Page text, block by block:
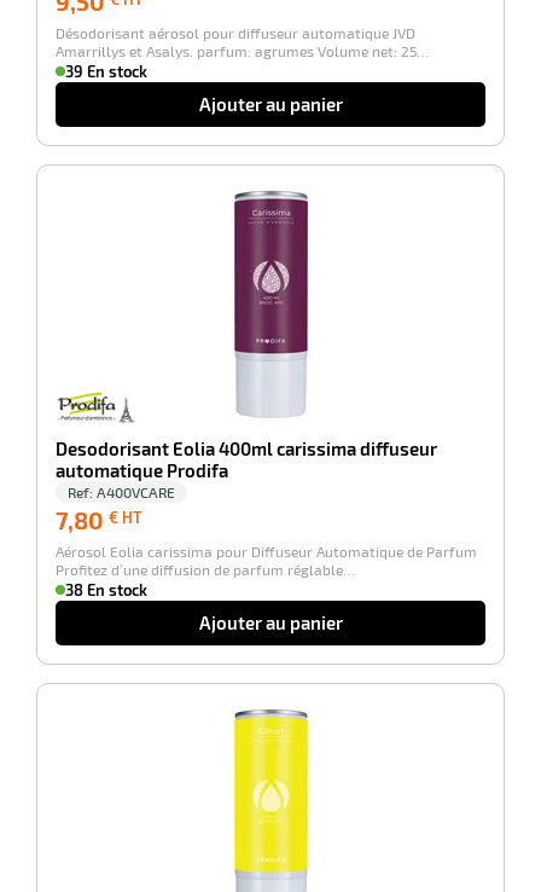
HT
Désodorisant aérosol pour diffuseur automatique JVD
Amarrillys et Asalys. parfum: agrumes Volume net: 25…
39 En stock
Ajouter au panier
Desodorisant Eolia 400ml carissima diffuseur
automatique Prodifa
Ref: A400VCARE
7,80 € HT
HT
Aérosol Eolia carissima pour Diffuseur Automatique de Parfum
Profitez d’une diffusion de parfum réglable…
38 En stock
Ajouter au panier